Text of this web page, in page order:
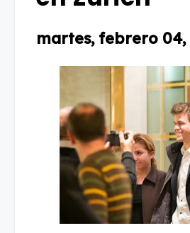
martes, febrero 04,